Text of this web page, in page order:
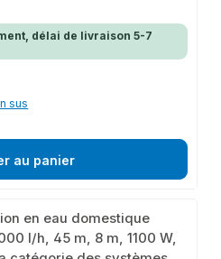
délai de livraison 5-7
sus
au panier